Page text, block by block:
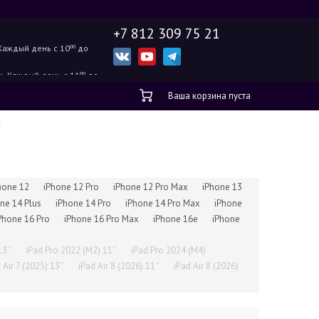
+7 812 309 75 21
день с 1000 до
Каждый день с 11 00 до
Ваша корзина пуста
12 iPhone 12 Pro iPhone 12 Pro Max
iPhone 13
14 Plus iPhone 14 Pro iPhone 14 Pro Max
iPhone
16 Pro iPhone 16 Pro Max iPhone 16e
iPhone
iPad Pro 2022 (M2) 11''
iPad Pro 2024 (M4)
Air 7 (2025) 13'' iPad Air 8 (2026) 11''
iPad Air 8 (2026)